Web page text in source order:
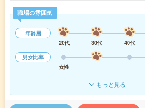
職場の雰囲気
年齢層
20代
30代 40代
男女比率
女性
もっと見る